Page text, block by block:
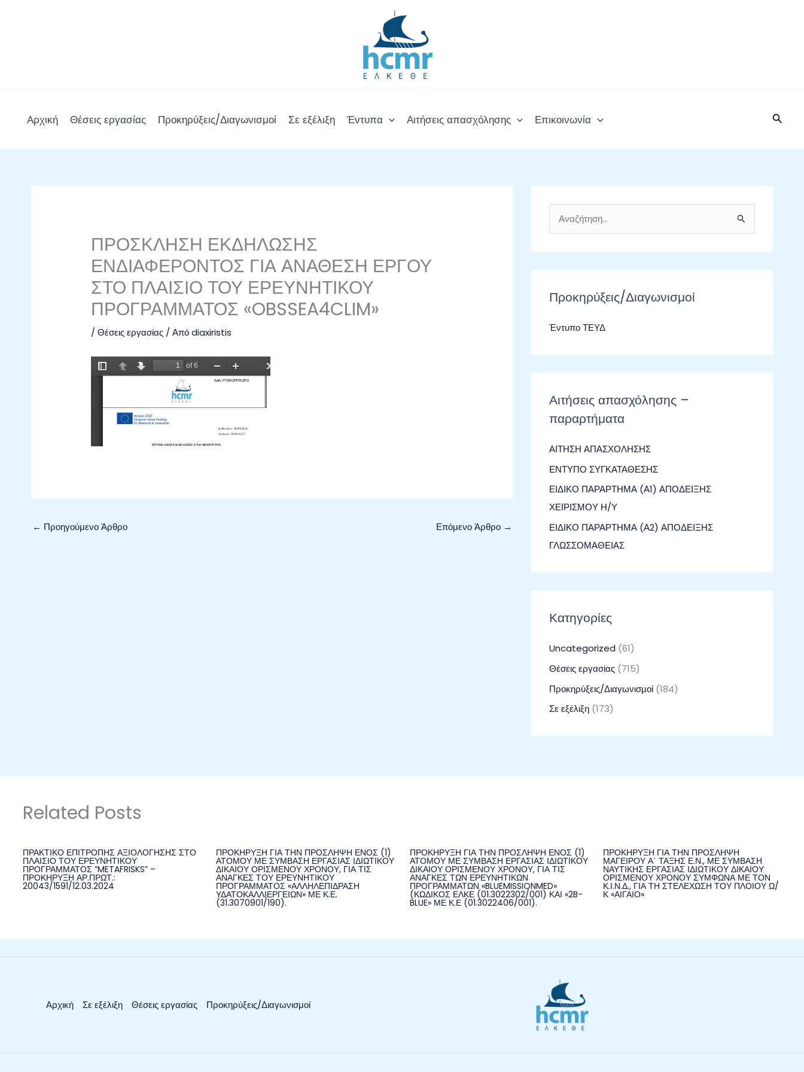
Αρχική Θέσεις εργασίας Προκηρύξεις/Διαγωνισμοί Σε εξέλιξη Έντυπα Αιτήσεις απασχόλησης Επικοινωνία
ΠΡΟΣΚΛΗΣΗ ΕΚΔΗΛΩΣΗΣ
ΕΝΔΙΑΦΕΡΟΝΤΟΣ ΓΙΑ ΑΝΑΘΕΣΗ ΕΡΓΟΥ
ΣΤΟ ΠΛΑΙΣΙΟ ΤΟΥ ΕΡΕΥΝΗΤΙΚΟΥ
ΠΡΟΓΡΑΜΜΑΤΟΣ «OBSSEA4CLIM»
/Θέσεις εργασίας / Απόdiaxiristis
← Προηγούμενο Άρθρο Επόμενο Άρθρο →
ν
α
ζ
ή
η
ι
α
Προκηρύξεις/Διαγωνισμοί
Έντυπο ΤΕΥΔ
Αιτήσεις απασχόλησης –
παραρτήματα
ΑΙΤΗΣΗ ΑΠΑΣΧΟΛΗΣΗΣ
ΕΝΤΥΠΟ ΣΥΓΚΑΤΑΘΕΣΗΣ
ΕΙΔΙΚΟ ΠΑΡΑΡΤΗΜΑ (Α1) ΑΠΟΔΕΙΞΗΣ
ΧΕΙΡΙΣΜΟΥ Η/Υ
ΕΙΔΙΚΟ ΠΑΡΑΡΤΗΜΑ (Α2) ΑΠΟΔΕΙΞΗΣ
ΓΛΩΣΣΟΜΑΘΕΙΑΣ
Κατηγορίες
Uncategorized (61)
Θέσεις εργασίας (715)
Προκηρύξεις/Διαγωνισμοί (184)
Σε εξέλιξη (173)
Related Posts
ΠΡΑΚΤΙΚΟ ΕΠΙΤΡΟΠΗΣ ΑΞΙΟΛΟΓΗΣΗΣ ΣΤΟ
ΠΛΑΙΣΙΟ ΤΟΥ ΕΡΕΥΝΗΤΙΚΟΥ
ΠΡΟΓΡΑΜΜΑΤΟΣ ”METAFRISKS” –
ΠΡΟΚΗΡΥΞΗ ΑΡ.ΠΡΩΤ.:
20043/1591/12.03.2024
ΠΡΟΚΗΡΥΞΗ ΓΙΑ ΤΗΝ ΠΡΟΣΛΗΨΗ ΕΝΟΣ (1)
ΑΤΟΜΟΥ ΜΕ ΣΥΜΒΑΣΗ ΕΡΓΑΣΙΑΣ ΙΔΙΩΤΙΚΟΥ
ΔΙΚΑΙΟΥ ΟΡΙΣΜΕΝΟΥ ΧΡΟΝΟΥ, ΓΙΑ ΤΙΣ
ΑΝΑΓΚΕΣ ΤΟΥ ΕΡΕΥΝΗΤΙΚΟΥ
ΠΡΟΓΡΑΜΜΑΤΟΣ «ΑΛΛΗΛΕΠΙΔΡΑΣΗ
ΥΔΑΤΟΚΑΛΛΙΕΡΓΕΙΩΝ» ΜΕ Κ.Ε.
(31.3070901/190).
ΠΡΟΚΗΡΥΞΗ ΓΙΑ ΤΗΝ ΠΡΟΣΛΗΨΗ ΕΝΟΣ (1)
ΑΤΟΜΟΥ ΜΕ ΣΥΜΒΑΣΗ ΕΡΓΑΣΙΑΣ ΙΔΙΩΤΙΚΟΥ
ΔΙΚΑΙΟΥ ΟΡΙΣΜΕΝΟΥ ΧΡΟΝΟΥ, ΓΙΑ ΤΙΣ
ΑΝΑΓΚΕΣ ΤΩΝ ΕΡΕΥΝΗΤΙΚΩΝ
ΠΡΟΓΡΑΜΜΑΤΩΝ «BLUEMISSIONMED»
(ΚΩΔΙΚΟΣ ΕΛΚΕ (01.3022302/001) ΚΑΙ «2B-
BLUE» ΜΕ Κ.Ε (01.3022406/001).
ΠΡΟΚΗΡΥΞΗ ΓΙΑ ΤΗΝ ΠΡΟΣΛΗΨΗ
ΜΑΓΕΙΡΟΥ Α΄ ΤΑΞΗΣ Ε.Ν., ΜΕ ΣΥΜΒΑΣΗ
ΝΑΥΤΙΚΗΣ ΕΡΓΑΣΙΑΣ ΙΔΙΩΤΙΚΟΥ ΔΙΚΑΙΟΥ
ΟΡΙΣΜΕΝΟΥ ΧΡΟΝΟΥ ΣΥΜΦΩΝΑ ΜΕ ΤΟΝ
Κ.Ι.Ν.Δ., ΓΙΑ ΤΗ ΣΤΕΛΕΧΩΣΗ ΤΟΥ ΠΛΟΙΟΥ Ω/
Κ «ΑΙΓΑΙΟ»
Αρχική Σε εξέλιξη Θέσεις εργασίας Προκηρύξεις/Διαγωνισμοί